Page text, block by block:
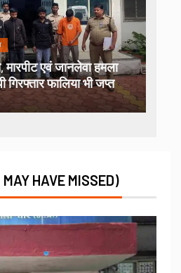
एवं जानलेवा हमला
फालिया भी जप्त
HAVE MISSED)